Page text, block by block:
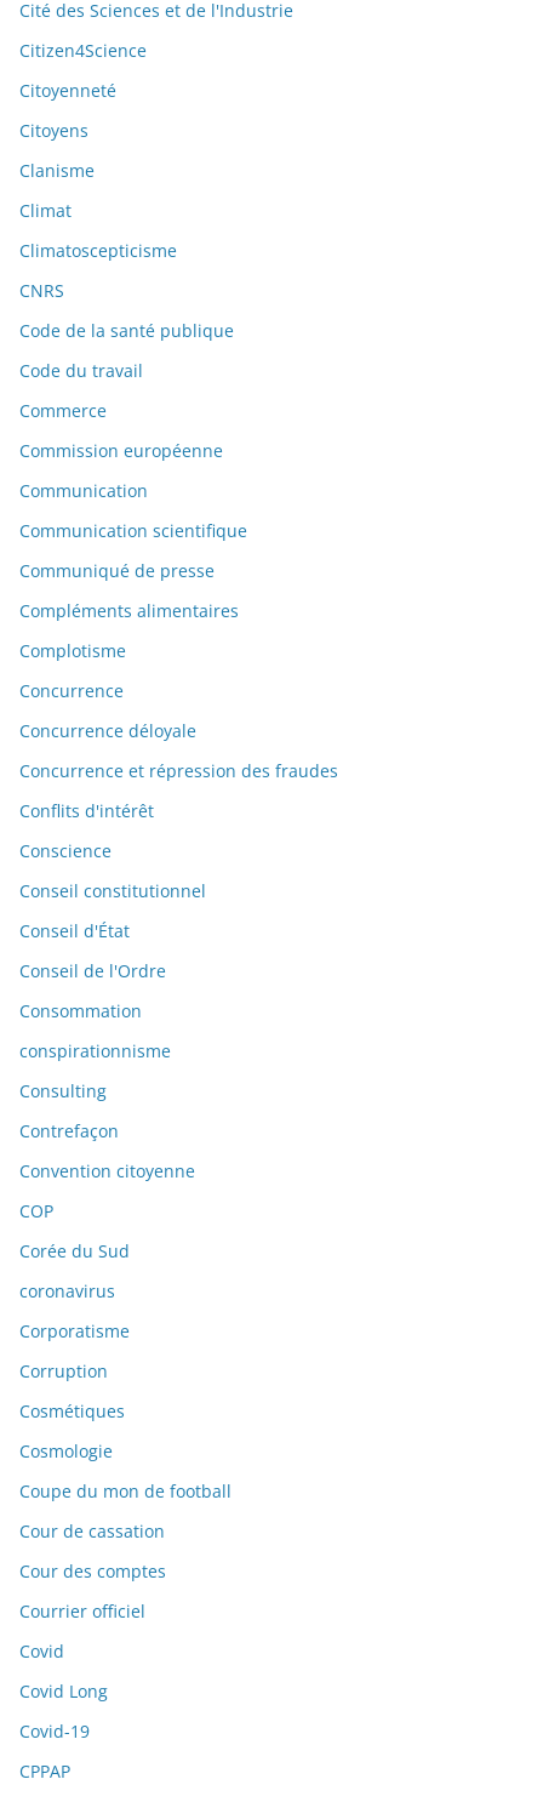
Cité des Sciences et de l'Industrie
Citizen4Science
Citoyenneté
Citoyens
Clanisme
Climat
Climatoscepticisme
CNRS
Code de la santé publique
Code du travail
Commerce
Commission européenne
Communication
Communication scientifique
Communiqué de presse
Compléments alimentaires
Complotisme
Concurrence
Concurrence déloyale
Concurrence et répression des fraudes
Conflits d'intérêt
Conscience
Conseil constitutionnel
Conseil d'État
Conseil de l'Ordre
Consommation
conspirationnisme
Consulting
Contrefaçon
Convention citoyenne
COP
Corée du Sud
coronavirus
Corporatisme
Corruption
Cosmétiques
Cosmologie
Coupe du mon de football
Cour de cassation
Cour des comptes
Courrier officiel
Covid
Covid Long
Covid-19
CPPAP